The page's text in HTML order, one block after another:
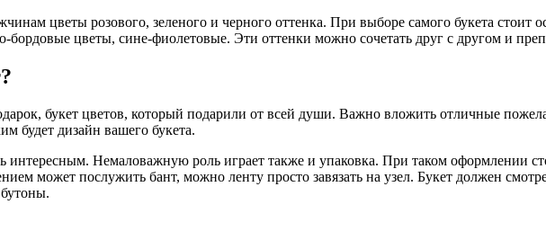
цветы розового, зеленого и черного оттенка. При выборе самого букета стоит
бордовые цветы, сине-фиолетовые. Эти оттенки можно сочетать друг с другом и
букет цветов, который подарили от всей души. Важно вложить отличные
будет дизайн вашего букета.
Немаловажную роль играет также и упаковка. При таком оформлении
может послужить бант, можно ленту просто завязать на узел. Букет должен